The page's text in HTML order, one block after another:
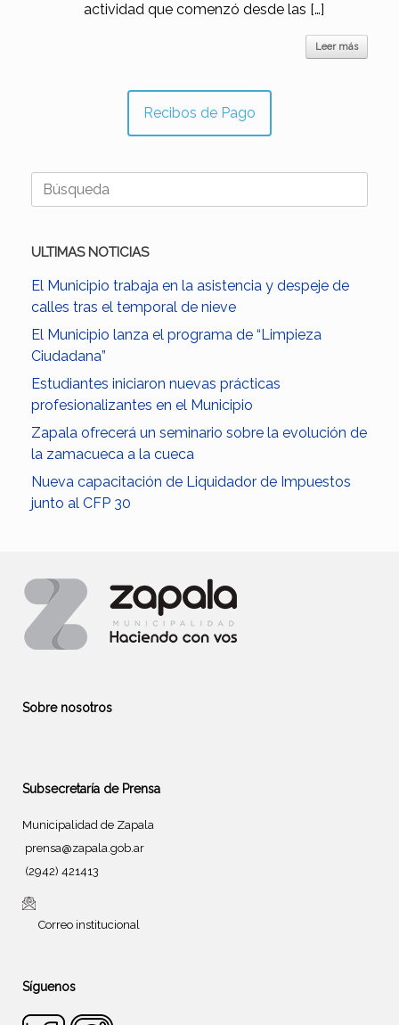
actividad que comenzó desde las […]
Leer más
Recibos de Pago
Buscar:
ULTIMAS NOTICIAS
El Municipio trabaja en la asistencia y despeje de
calles tras el temporal de nieve
El Municipio lanza el programa de “Limpieza
Ciudadana”
Estudiantes iniciaron nuevas prácticas
profesionalizantes en el Municipio
Zapala ofrecerá un seminario sobre la evolución de
la zamacueca a la cueca
Nueva capacitación de Liquidador de Impuestos
junto al CFP 30
Sobre nosotros
Subsecretaría de Prensa
Municipalidad de Zapala
prensa@zapala.gob.ar
(2942) 421413
Correo institucional
Síguenos